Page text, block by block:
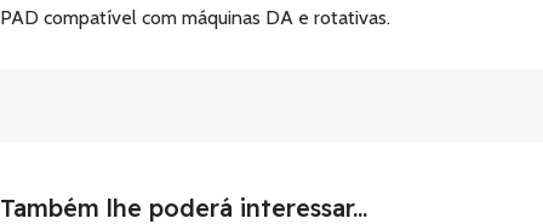
PAD compatível com máquinas DA e rotativas.
Também lhe poderá interessar...